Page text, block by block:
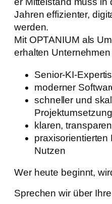
Jahren effizienter,
werden.
Mit OPTANIUM als
erhalten
Senior-KI-
moderner
schneller und
Projektumsetzung
klaren,
praxisorientierten
Nutzen
Wer heute beginnt,
Sprechen wir über